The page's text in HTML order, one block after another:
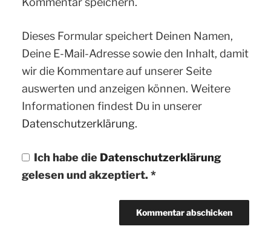
Dieses Formular speichert Deinen Namen,
Deine E-Mail-Adresse sowie den Inhalt, damit
wir die Kommentare auf unserer Seite
auswerten und anzeigen können. Weitere
Informationen findest Du in unserer
Datenschutzerklärung.
Ich habe die Datenschutzerklärung
gelesen und akzeptiert. *